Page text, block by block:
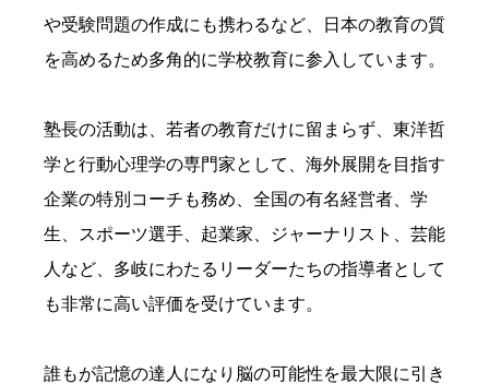
や受験問題の作成にも携わるなど、日本の教育の質
を高めるため多角的に学校教育に参入しています。
塾長の活動は、若者の教育だけに留まらず、東洋哲
学と行動心理学の専門家として、海外展開を目指す
企業の特別コーチも務め、全国の有名経営者、学
生、スポーツ選手、起業家、ジャーナリスト、芸能
人など、多岐にわたるリーダーたちの指導者として
も非常に高い評価を受けています。
誰もが記憶の達人になり脳の可能性を最大限に引き